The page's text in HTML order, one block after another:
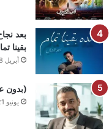
بعد
بقينا
أبريل 8, 2026
(بدون
يونيو 21, 2026